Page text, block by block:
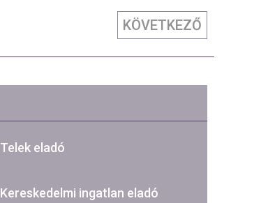
KÖVETKEZŐ
Telek eladó
Kereskedelmi ingatlan eladó